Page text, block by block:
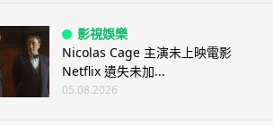
影視娛樂
Nicolas Cage 主演未上映電影
Netflix 遺失未加...
05.08.2026